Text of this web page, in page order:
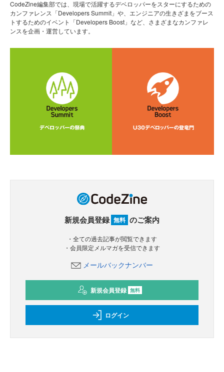
CodeZine編集部では、現場で活躍するデベロッパーをスターにするための
カンファレンス「Developers Summit」や、エンジニアの生きざまをブース
トするためのイベント「Developers Boost」など、さまざまなカンファレ
ンスを企画・運営しています。
新規会員登録 無料 のご案内
・全ての過去記事が閲覧できます
・会員限定メルマガを受信できます
メールバックナンバー
新規会員登録 無料
ログイン